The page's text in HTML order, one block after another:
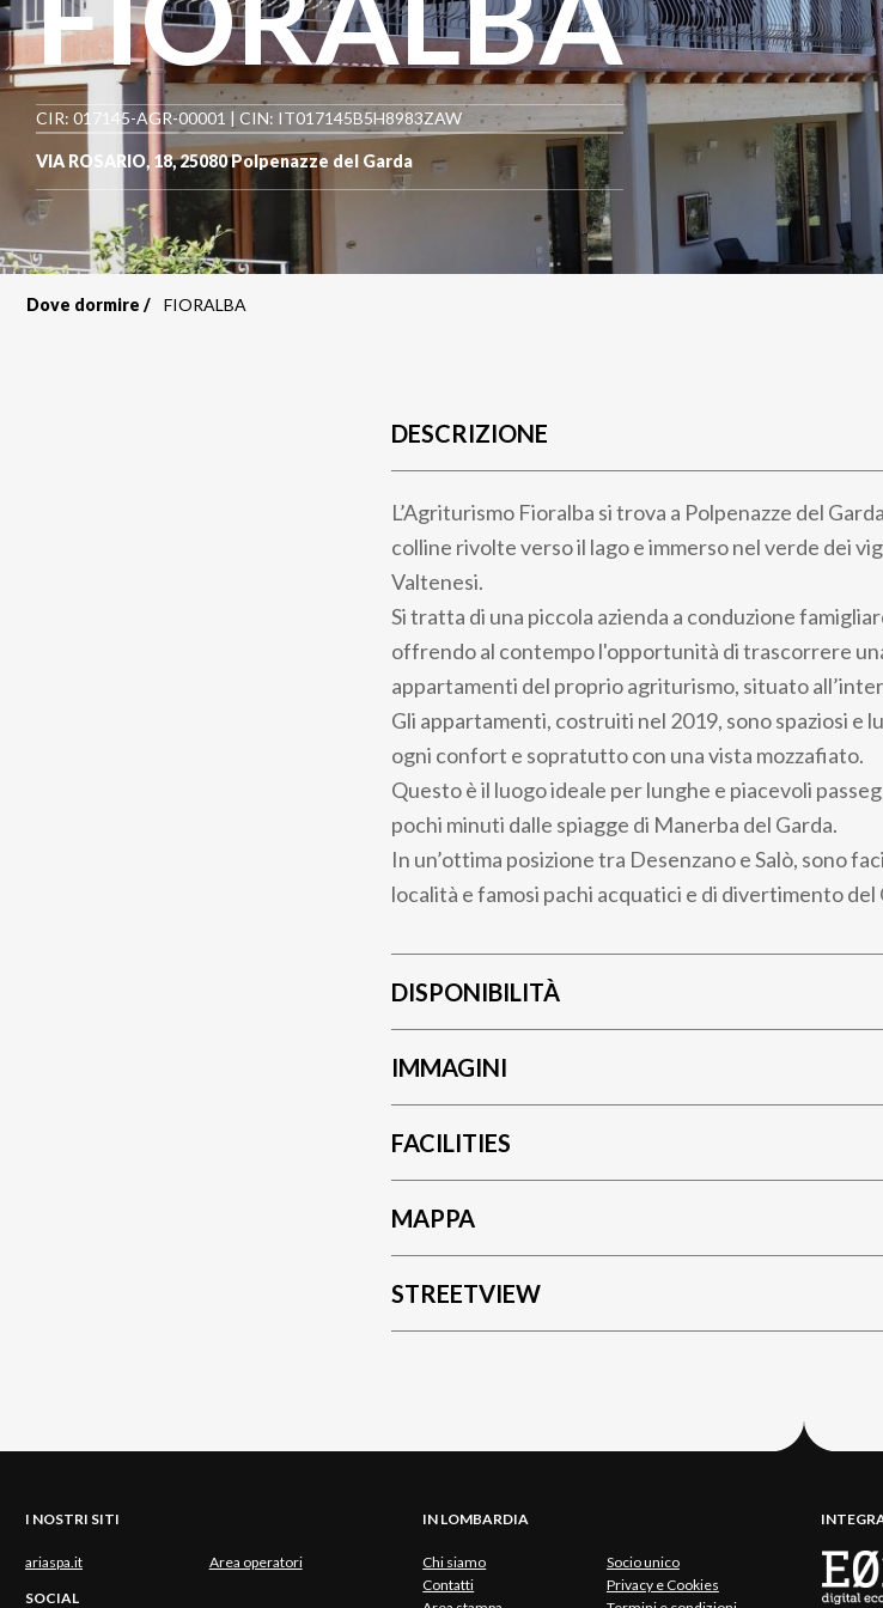
CIR: 017145-AGR-00001 | CIN: IT017145B5H8983ZAW
VIA ROSARIO, 18,25080Polpenazze del Garda
Dove dormire FIORALBA
DESCRIZIONE
L’Agriturismo Fioralba si trova a Polpenazze del
colline rivolte verso il lago e immerso nel verde dei
Valtenesi.
Si tratta di una piccola azienda a conduzione
offrendo al contempo l'opportunità di trascorrere
appartamenti del proprio agriturismo, situato
Gli appartamenti, costruiti nel 2019, sono spaziosi e
ogni confort e sopratutto con una vista mozzafiato.
Questo è il luogo ideale per lunghe e piacevoli
pochi minuti dalle spiagge di Manerba del Garda.
In un’ottima posizione tra Desenzano e Salò, sono
località e famosi pachi acquatici e di divertimento del
DISPONIBILITÀ
IMMAGINI
FACILITIES
MAPPA
STREETVIEW
I NOSTRI SITI
ariaspa.it Area operatori
SOCIAL
IN LOMBARDIA
Chi siamo
Socio unico
Contatti
Privacy e Cookies